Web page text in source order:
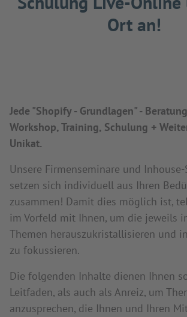
Ort an!
Jede "Shopify - Grundlagen" -
Workshop, Training, Schulung +
Unikat.
Unsere Firmenseminare und
setzen sich individuell aus Ihren
zusammen! Damit dies möglich ist,
im Vorfeld mit Ihnen, um die jeweils
Themen herauszukristallisieren und
zu fokussieren.
Die folgenden Inhalte dienen Ihnen
Leitfaden, als auch als Anreiz, um
anzusprechen, die Ihnen und Ihren